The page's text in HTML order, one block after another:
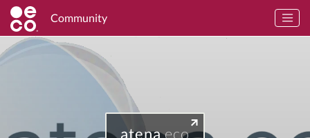
Community
atena.eco